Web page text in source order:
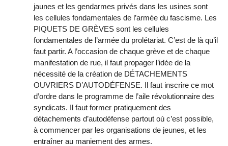
jaunes et les gendarmes privés dans les usines sont
les cellules fondamentales de l’armée du fascisme. Les
PIQUETS DE GRÈVES sont les cellules
fondamentales de l’armée du prolétariat. C’est de là qu’il
faut partir. A l’occasion de chaque grève et de chaque
manifestation de rue, il faut propager l’idée de la
nécessité de la création de DÉTACHEMENTS
OUVRIERS D’AUTODÉFENSE. Il faut inscrire ce mot
d’ordre dans le programme de l’aile révolutionnaire des
syndicats. Il faut former pratiquement des
détachements d’autodéfense partout où c’est possible,
à commencer par les organisations de jeunes, et les
entraîner au maniement des armes.